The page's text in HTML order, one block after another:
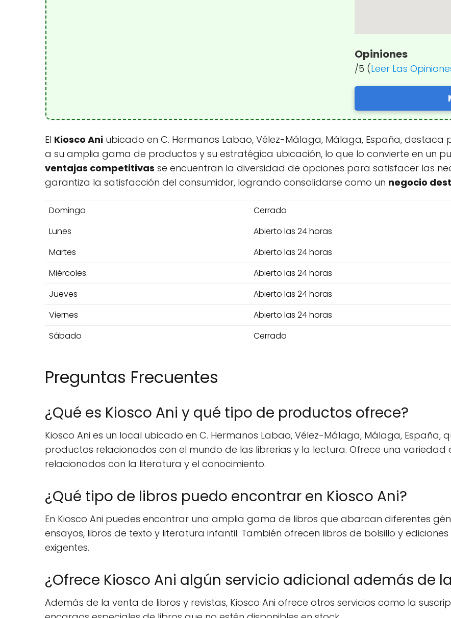
Opiniones
/5 (Leer Las
El Kiosco Ani ubicado en C. Hermanos Labao, Vélez-Málaga, Málaga, España,
a su amplia gama de productos y su estratégica ubicación, lo que lo convierte en un
ventajas competitivas se encuentran la diversidad de opciones para satisfacer las
garantiza la satisfacción del consumidor, logrando consolidarse como un negocio
Domingo
Cerrado
Lunes
Abierto las 24 horas
Martes
Abierto las 24 horas
Miércoles
Abierto las 24 horas
Jueves
Abierto las 24 horas
Viernes
Abierto las 24 horas
Sábado
Cerrado
Preguntas Frecuentes
¿Qué es Kiosco Ani y qué tipo de productos ofrece?
Kiosco Ani es un local ubicado en C. Hermanos Labao, Vélez-Málaga, Málaga, España,
productos relacionados con el mundo de las librerias y la lectura. Ofrece una variedad
relacionados con la literatura y el conocimiento.
¿Qué tipo de libros puedo encontrar en Kiosco Ani?
En Kiosco Ani puedes encontrar una amplia gama de libros que abarcan diferentes
ensayos, libros de texto y literatura infantil. También ofrecen libros de bolsillo y
exigentes.
¿Ofrece Kiosco Ani algún servicio adicional además de
Además de la venta de libros y revistas, Kiosco Ani ofrece otros servicios como la